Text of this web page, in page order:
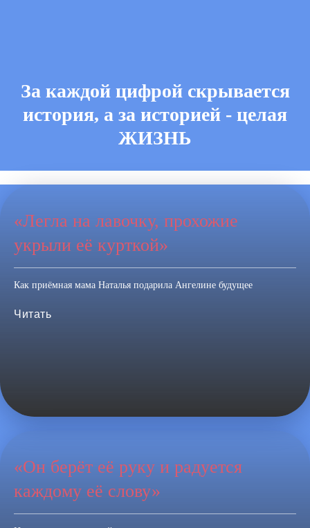
За каждой цифрой скрывается
история, а за историей - целая
ЖИЗНЬ
«Легла на лавочку, прохожие
укрыли её курткой»
Как приёмная мама Наталья подарила Ангелине будущее
Читать
«Он берёт её руку и радуется
каждому её слову»